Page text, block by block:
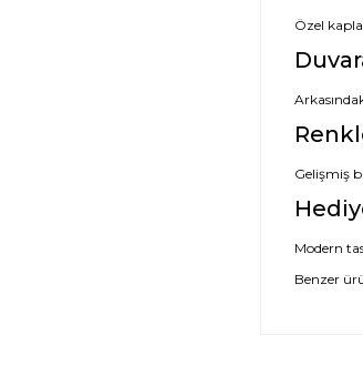
Özel
Gelişmiş
Modern
Benzer